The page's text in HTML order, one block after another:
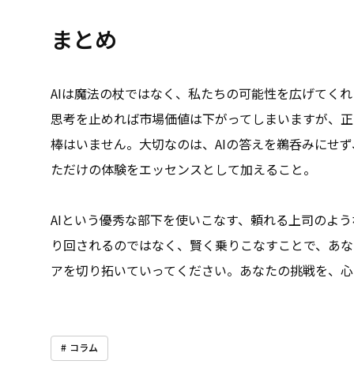
まとめ
AIは魔法の杖ではなく、私たちの可能性を広げてく
思考を止めれば市場価値は下がってしまいますが、
棒はいません。大切なのは、AIの答えを鵜呑みにせ
ただけの体験をエッセンスとして加えること。
AIという優秀な部下を使いこなす、頼れる上司のよ
り回されるのではなく、賢く乗りこなすことで、あ
アを切り拓いていってください。あなたの挑戦を、
コラム